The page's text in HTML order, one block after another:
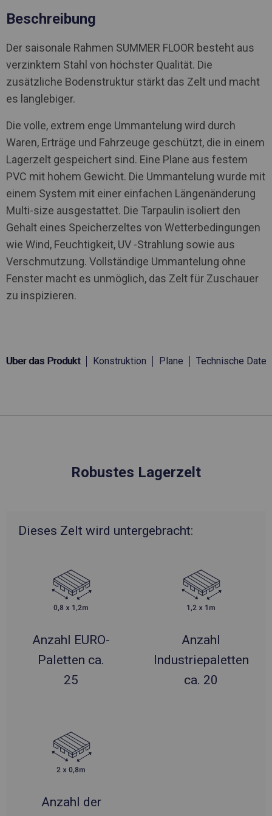
Beschreibung
Der saisonale Rahmen SUMMER FLOOR besteht aus
verzinktem Stahl von höchster Qualität. Die
zusätzliche Bodenstruktur stärkt das Zelt und macht
es langlebiger.
Die volle, extrem enge Ummantelung wird durch
Waren, Erträge und Fahrzeuge geschützt, die in einem
Lagerzelt gespeichert sind. Eine Plane aus festem
PVC mit hohem Gewicht. Die Ummantelung wurde mit
einem System mit einer einfachen Längenänderung
Multi-size ausgestattet. Die Tarpaulin isoliert den
Gehalt eines Speicherzeltes von Wetterbedingungen
wie Wind, Feuchtigkeit, UV -Strahlung sowie aus
Verschmutzung. Vollständige Ummantelung ohne
Fenster macht es unmöglich, das Zelt für Zuschauer
zu inspizieren.
Über das Produkt Konstruktion Plane Technische Daten
Robustes Lagerzelt
Dieses Zelt wird untergebracht:
Anzahl EURO-
Paletten ca.
25
Anzahl
Industriepaletten
ca. 20
Anzahl der